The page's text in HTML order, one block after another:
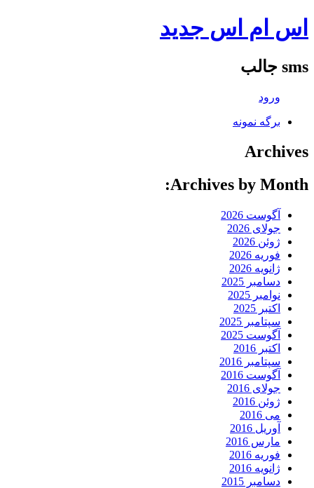
اس ام اس جدید
sms جالب
ورود
برگه نمونه
Archives
Archives by Month:
آگوست 2026
جولای 2026
ژوئن 2026
فوریه 2026
ژانویه 2026
دسامبر 2025
نوامبر 2025
اکتبر 2025
سپتامبر 2025
آگوست 2025
اکتبر 2016
سپتامبر 2016
آگوست 2016
جولای 2016
ژوئن 2016
می 2016
آوریل 2016
مارس 2016
فوریه 2016
ژانویه 2016
دسامبر 2015